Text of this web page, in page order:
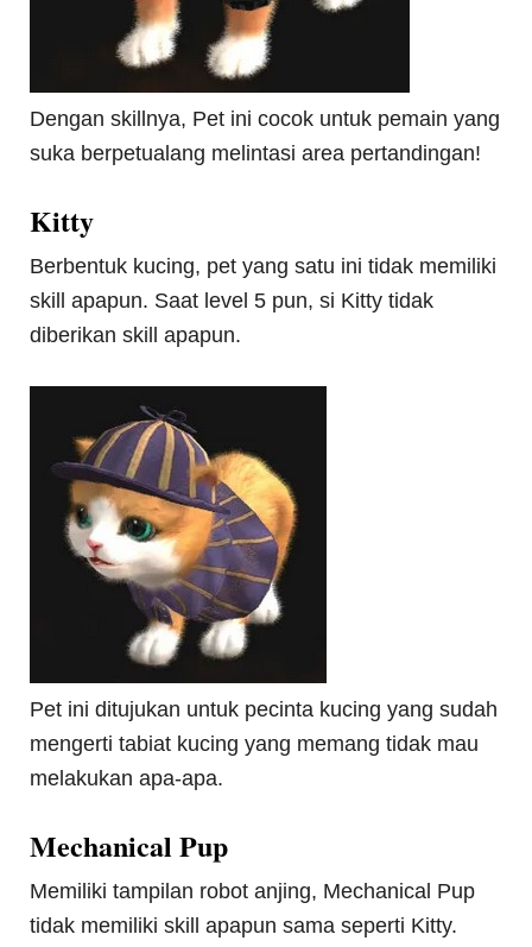
Dengan skillnya, Pet ini cocok untuk pemain yang
suka berpetualang melintasi area pertandingan!
Kitty
Berbentuk kucing, pet yang satu ini tidak memiliki
skill apapun. Saat level 5 pun, si Kitty tidak
diberikan skill apapun.
Pet ini ditujukan untuk pecinta kucing yang sudah
mengerti tabiat kucing yang memang tidak mau
melakukan apa-apa.
Mechanical Pup
Memiliki tampilan robot anjing, Mechanical Pup
tidak memiliki skill apapun sama seperti Kitty.